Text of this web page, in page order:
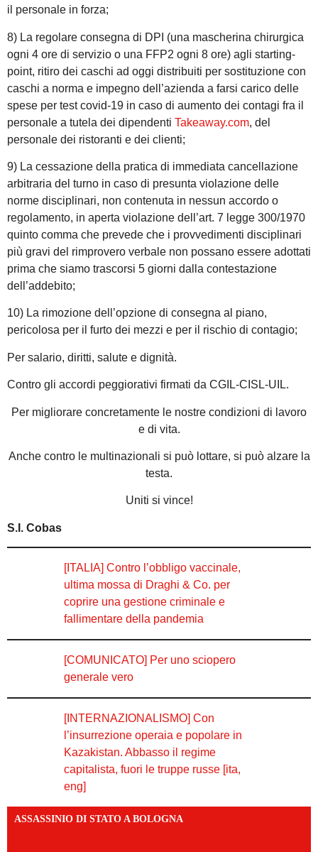
il personale in forza;
8) La regolare consegna di DPI (una mascherina chirurgica
ogni 4 ore di servizio o una FFP2 ogni 8 ore) agli starting-
point, ritiro dei caschi ad oggi distribuiti per sostituzione con
caschi a norma e impegno dell’azienda a farsi carico delle
spese per test covid-19 in caso di aumento dei contagi fra il
personale a tutela dei dipendenti Takeaway.com, del
personale dei ristoranti e dei clienti;
9) La cessazione della pratica di immediata cancellazione
arbitraria del turno in caso di presunta violazione delle
norme disciplinari, non contenuta in nessun accordo o
regolamento, in aperta violazione dell’art. 7 legge 300/1970
quinto comma che prevede che i provvedimenti disciplinari
più gravi del rimprovero verbale non possano essere adottati
prima che siamo trascorsi 5 giorni dalla contestazione
dell’addebito;
10) La rimozione dell’opzione di consegna al piano,
pericolosa per il furto dei mezzi e per il rischio di contagio;
Per salario, diritti, salute e dignità.
Contro gli accordi peggiorativi firmati da CGIL-CISL-UIL.
Per migliorare concretamente le nostre condizioni di lavoro
e di vita.
Anche contro le multinazionali si può lottare, si può alzare la
testa.
Uniti si vince!
S.I. Cobas
[ITALIA] Contro l’obbligo vaccinale,
ultima mossa di Draghi & Co. per
coprire una gestione criminale e
fallimentare della pandemia
[COMUNICATO] Per uno sciopero
generale vero
[INTERNAZIONALISMO] Con
l’insurrezione operaia e popolare in
Kazakistan. Abbasso il regime
capitalista, fuori le truppe russe [ita,
eng]
ASSASSINIO DI STATO A BOLOGNA